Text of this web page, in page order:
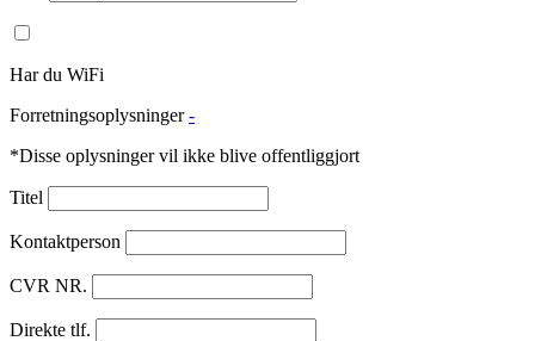
Har du WiFi
Forretningsoplysninger -
*Disse oplysninger vil ikke blive offentliggjort
Titel
Kontaktperson
CVR NR.
Direkte tlf.